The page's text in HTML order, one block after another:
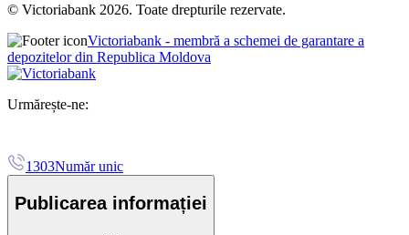
© Victoriabank 2026. Toate drepturile rezervate.
Victoriabank - membră a schemei de garantare a
depozitelor din Republica Moldova
Urmărește-ne:
1303Număr unic
Publicarea informației